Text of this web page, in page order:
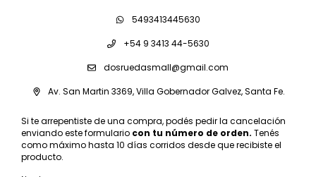
5493413445630
+54 9 3413 44-5630
dosruedasmall@gmail.com
Av. San Martin 3369, Villa Gobernador Galvez, Santa Fe.
Si te arrepentiste de una compra, podés pedir la cancelación
enviando este formulario con tu número de orden. Tenés
como máximo hasta 10 días corridos desde que recibiste el
producto.